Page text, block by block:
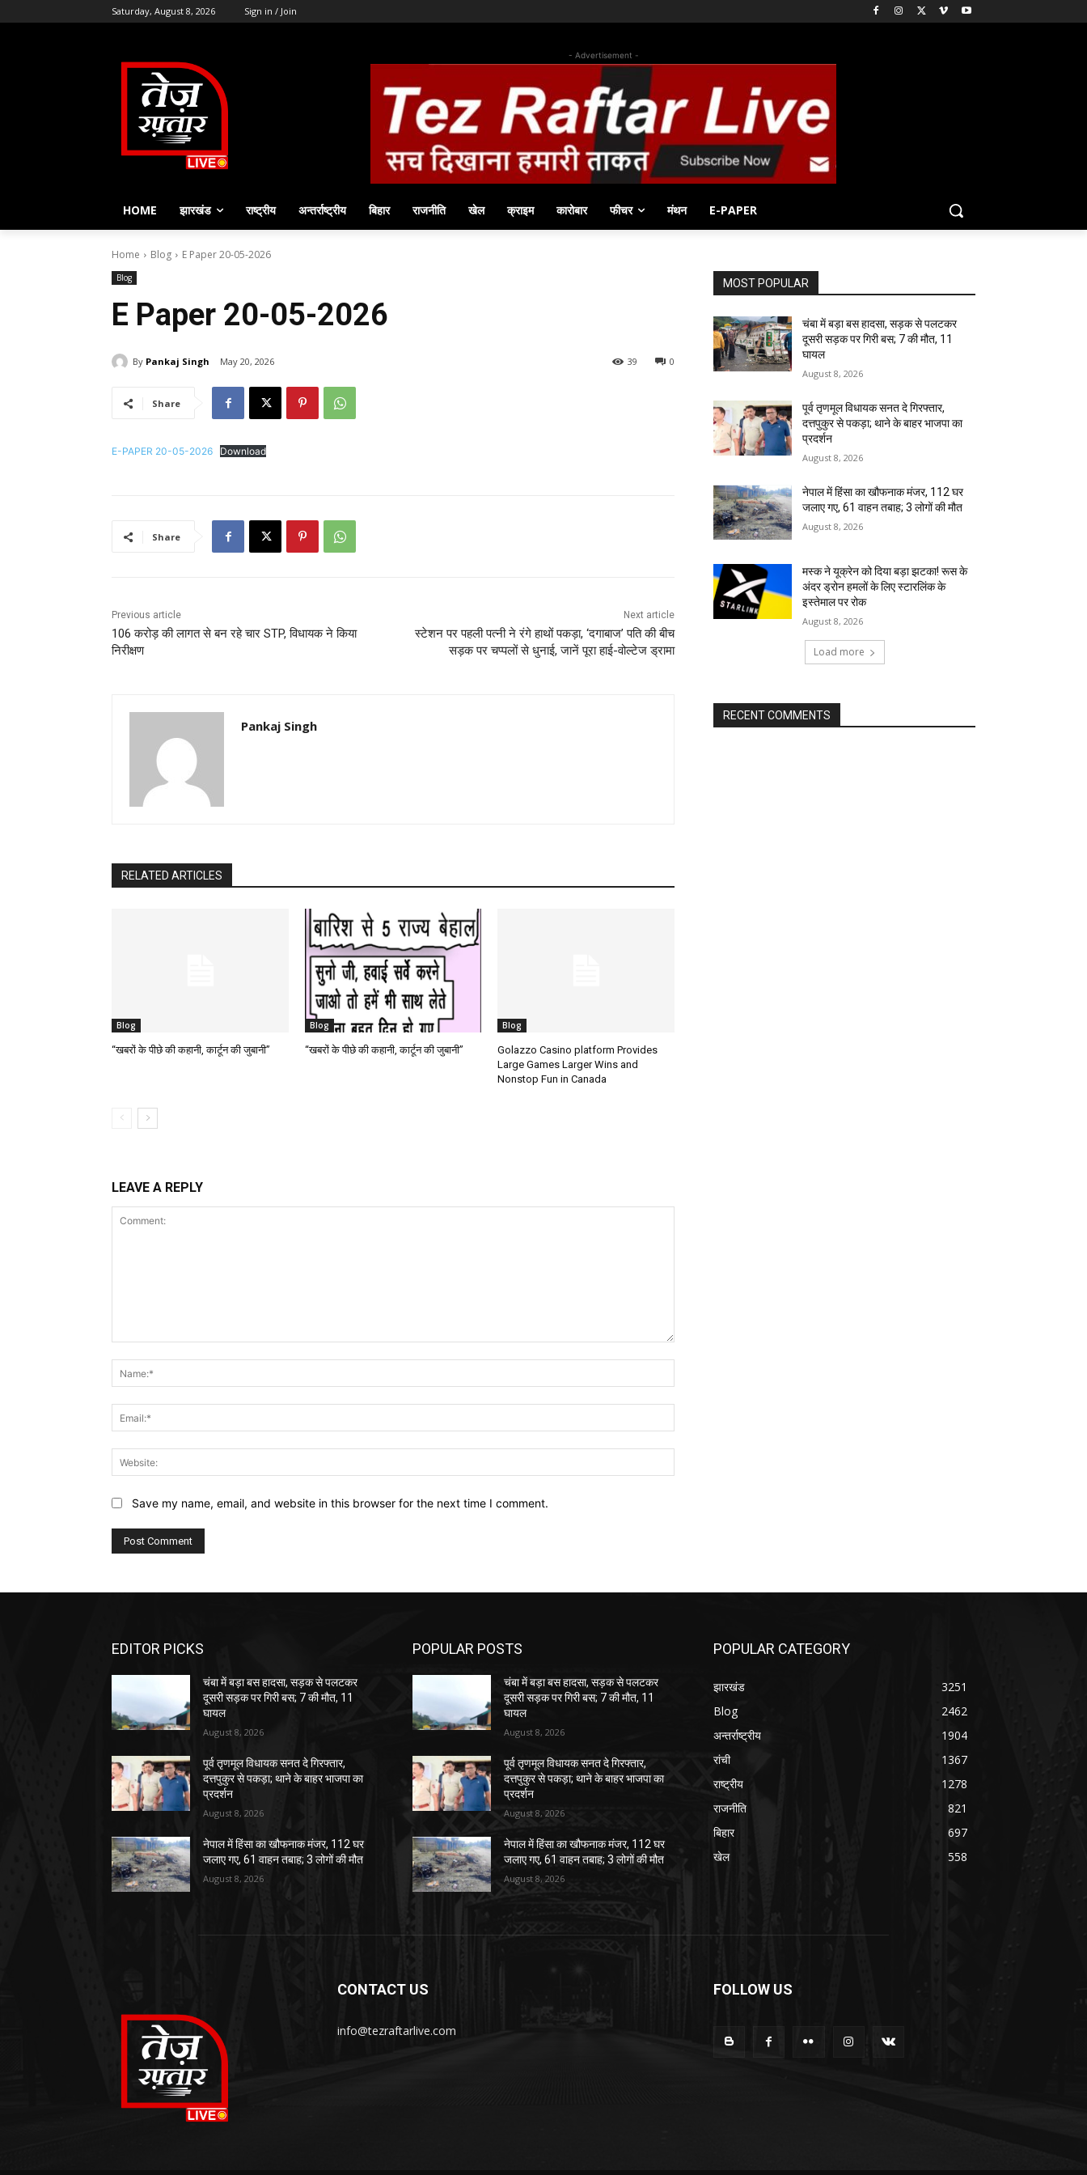
Saturday, August 8, 2026 Sign in / Join
- Advertisement -
HOME झारखंड राष्ट्रीय अन्तर्राष्ट्रीय बिहार राजनीति खेल क्राइम कारोबार फीचर मंथन E-PAPER
Home Blog E Paper 20-05-2026
Blog
E Paper 20-05-2026
By Pankaj Singh May 20, 2026 0
39
Share
E-PAPER 20-05-2026 Download
Share
Previous article
106 करोड़ की लागत से बन रहे चार STP, विधायक ने किया
निरीक्षण
Next article
स्टेशन पर पहली पत्नी ने रंगे हाथों पकड़ा, ‘दगाबाज’ पति की बीच
सड़क पर चप्पलों से धुनाई, जानें पूरा हाई-वोल्टेज ड्रामा
Pankaj Singh
RELATED ARTICLES
Blog
“खबरों के पीछे की कहानी, कार्टून की जुबानी”
Blog
“खबरों के पीछे की कहानी, कार्टून की जुबानी”
Blog
Golazzo Casino platform Provides
Large Games Larger Wins and
Nonstop Fun in Canada
LEAVE A REPLY
Save my name, email, and website in this browser for the next time I comment.
MOST POPULAR
चंबा में बड़ा बस हादसा, सड़क से पलटकर
दूसरी सड़क पर गिरी बस; 7 की मौत, 11
घायल
August 8, 2026
पूर्व तृणमूल विधायक सनत दे गिरफ्तार,
दत्तपुकुर से पकड़ा; थाने के बाहर भाजपा का
प्रदर्शन
August 8, 2026
नेपाल में हिंसा का खौफनाक मंजर, 112 घर
जलाए गए, 61 वाहन तबाह; 3 लोगों की मौत
August 8, 2026
मस्क ने यूक्रेन को दिया बड़ा झटका! रूस के
अंदर ड्रोन हमलों के लिए स्टारलिंक के
इस्तेमाल पर रोक
August 8, 2026
Load more
RECENT COMMENTS
EDITOR PICKS
चंबा में बड़ा बस हादसा, सड़क से पलटकर
दूसरी सड़क पर गिरी बस; 7 की मौत, 11
घायल
August 8, 2026
पूर्व तृणमूल विधायक सनत दे गिरफ्तार,
दत्तपुकुर से पकड़ा; थाने के बाहर भाजपा का
प्रदर्शन
August 8, 2026
नेपाल में हिंसा का खौफनाक मंजर, 112 घर
जलाए गए, 61 वाहन तबाह; 3 लोगों की मौत
August 8, 2026
POPULAR POSTS
चंबा में बड़ा बस हादसा, सड़क से पलटकर
दूसरी सड़क पर गिरी बस; 7 की मौत, 11
घायल
August 8, 2026
पूर्व तृणमूल विधायक सनत दे गिरफ्तार,
दत्तपुकुर से पकड़ा; थाने के बाहर भाजपा का
प्रदर्शन
August 8, 2026
नेपाल में हिंसा का खौफनाक मंजर, 112 घर
जलाए गए, 61 वाहन तबाह; 3 लोगों की मौत
August 8, 2026
POPULAR CATEGORY
झारखंड
3251
Blog
2462
अन्तर्राष्ट्रीय
1904
रांची
1367
राष्ट्रीय
1278
राजनीति
821
बिहार
697
खेल
558
CONTACT US
info@tezraftarlive.com
FOLLOW US